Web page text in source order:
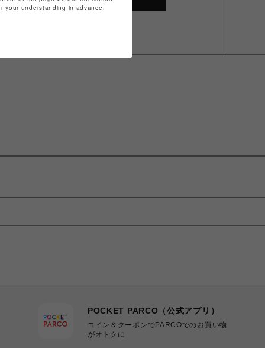
POCKET PARCO（公式アプリ）
コイン＆クーポンでPARCOでのお買い物
がオトクに
your understanding in advance.